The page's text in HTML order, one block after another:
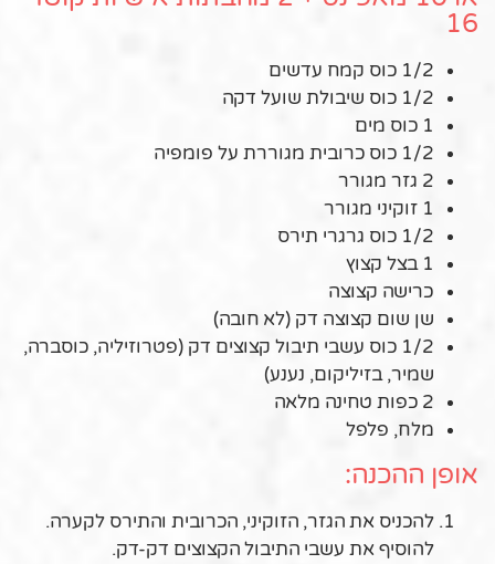
16
1/2 כוס קמח עדשים
1/2 כוס שיבולת שועל דקה
1 כוס מים
1/2 כוס כרובית מגוררת על פומפיה
2 גזר מגורר
1 זוקיני מגורר
1/2 כוס גרגרי תירס
1 בצל קצוץ
כרישה קצוצה
שן שום קצוצה דק (לא חובה)
1/2 כוס עשבי תיבול קצוצים דק (פטרוזיליה, כוסברה,
שמיר, בזיליקום, נענע)
2 כפות טחינה מלאה
מלח, פלפל
אופן ההכנה:
להכניס את הגזר, הזוקיני, הכרובית והתירס לקערה.
להוסיף את עשבי התיבול הקצוצים דק-דק.